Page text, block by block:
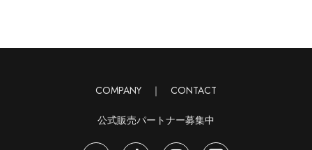
COMPANY ｜ CONTACT
公式販売パートナー募集中